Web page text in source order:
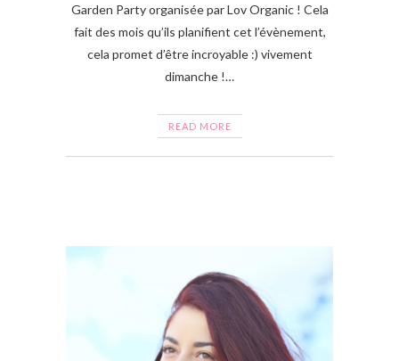
Garden Party organisée par Lov Organic ! Cela
fait des mois qu’ils planifient cet l’évènement,
cela promet d’être incroyable :) vivement
dimanche !…
READ MORE